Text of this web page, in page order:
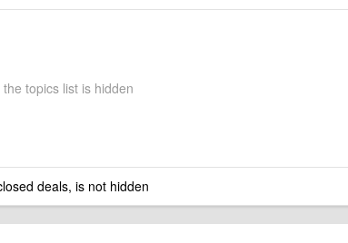
topics list is hidden
deals, is not hidden